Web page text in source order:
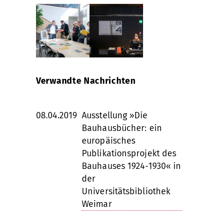
Verwandte Nachrichten
08.04.2019 Ausstellung »Die
Bauhausbücher: ein
europäisches
Publikationsprojekt des
Bauhauses 1924-1930« in
der
Universitätsbibliothek
Weimar